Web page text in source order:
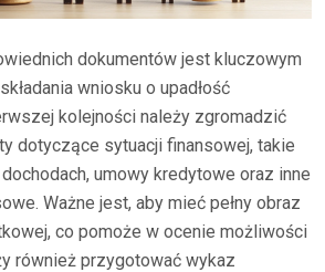
dokumentów jest kluczowym
wniosku o upadłość
kolejności należy zgromadzić
dotyczące sytuacji finansowej, takie
umowy kredytowe oraz inne
Ważne jest, aby mieć pełny obraz
co pomoże w ocenie możliwości
również przygotować wykaz